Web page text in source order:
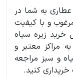
به شما در
و با کیفیت
خرید زیره سیاه
مراکز معتبر و
و سبز مراجعه
کنید.